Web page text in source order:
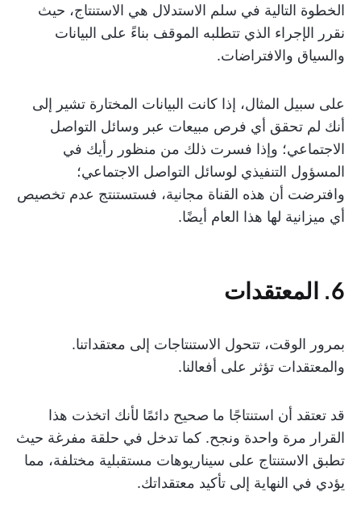
الخطوة التالية في سلم الاستدلال هي الاستنتاج، حيث
نقرر الإجراء الذي تتطلبه الموقف بناءً على البيانات
والسياق والافتراضات.
على سبيل المثال، إذا كانت البيانات المختارة تشير إلى
أنك لم تحقق أي فرص مبيعات عبر وسائل التواصل
الاجتماعي؛ وإذا فسرت ذلك من منظور رأيك في
المسؤول التنفيذي لوسائل التواصل الاجتماعي؛
وافترضت أن هذه القناة مجانية، فستستنتج عدم تخصيص
أي ميزانية لها هذا العام أيضًا.
6. المعتقدات
بمرور الوقت، تتحول الاستنتاجات إلى معتقداتنا.
والمعتقدات تؤثر على أفعالنا.
قد تعتقد أن استنتاجًا ما صحيح دائمًا لأنك اتخذت هذا
القرار مرة واحدة ونجح. كما تدخل في حلقة مفرغة حيث
تطبق الاستنتاج على سيناريوهات مستقبلية مختلفة، مما
يؤدي في النهاية إلى تأكيد معتقداتك.